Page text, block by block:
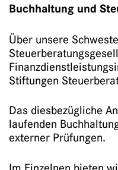
Buchhaltung und
Über unsere
Stiftungen
Das diesbezügliche
laufenden
externer Prüfungen.